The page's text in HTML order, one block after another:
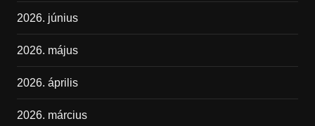
2026. június
2026. május
2026. április
2026. március